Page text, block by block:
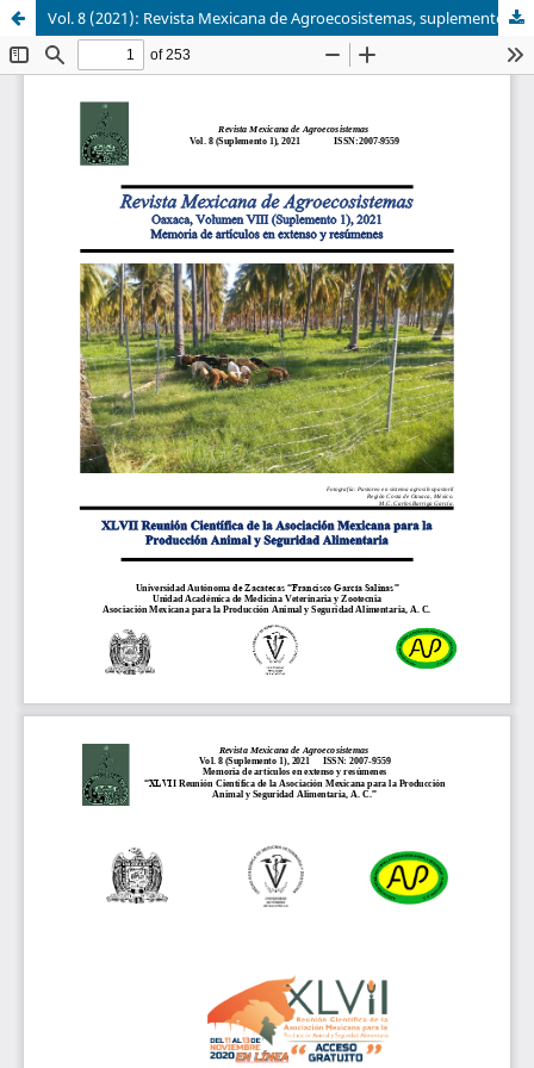
Vol. 8 (2021): Revista Mexicana de Agroecosistemas, suplemento 1